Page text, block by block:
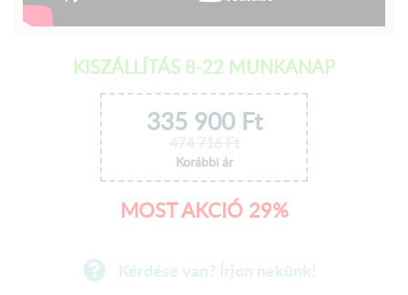
KISZÁLLÍTÁS 8-22 MUNKANAP
335 900Ft
Korábbi ár
MOST AKCIÓ 29%
Kérdése van? Írjon nekünk!